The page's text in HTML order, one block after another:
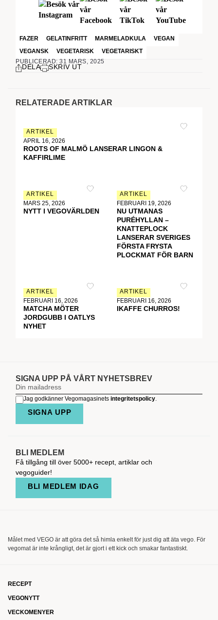
FAZER GELATINFRITT MARMELADKULA
VEGAN
VEGANSK
VEGETARISK
VEGETARISKT
PUBLICERAD: 31 MARS, 2025
DELA SKRIV UT
RELATERADE ARTIKLAR
ARTIKEL
APRIL 16, 2026
ROOTS OF MALMÖ LANSERAR LINGON &
KAFFIRLIME
ARTIKEL
MARS 25, 2026
NYTT I VEGOVÄRLDEN
ARTIKEL
FEBRUARI 19, 2026
NU UTMANAS
PURÉHYLLAN –
KNATTEPLOCK
LANSERAR SVERIGES
FÖRSTA FRYSTA
PLOCKMAT FÖR BARN
ARTIKEL
FEBRUARI 16, 2026
MATCHA MÖTER
JORDGUBB I OATLYS
NYHET
ARTIKEL
FEBRUARI 16, 2026
IKAFFE CHURROS!
SIGNA UPP PÅ VÅRT NYHETSBREV
Jag godkänner Vegomagasinets integritetspolicy.
SIGNA UPP
BLI MEDLEM
Få tillgång till över 5000+ recept, artiklar och
vegoguider!
BLI MEDLEM IDAG
Målet med VEGO är att göra det så himla enkelt för just dig att äta vego. För
vegomat är inte krångligt, det är gjort i ett kick och smakar fantastiskt.
RECEPT
VEGONYTT
VECKOMENYER